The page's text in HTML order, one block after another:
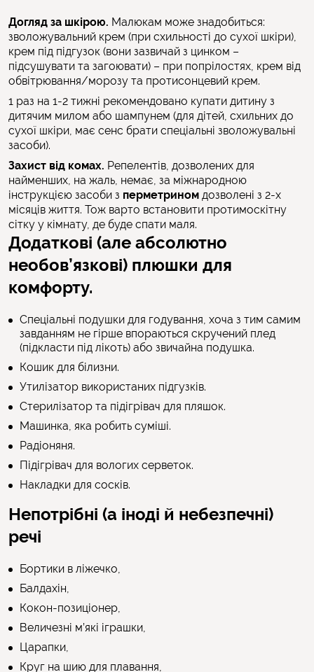
Догляд за шкірою. Малюкам може знадобиться:
зволожувальний крем (при схильності до сухої шкіри),
крем під підгузок (вони зазвичай з цинком –
підсушувати та загоювати) – при попрілостях, крем від
обвітрювання/морозу та протисонцевий крем.
1 раз на 1-2 тижні рекомендовано купати дитину з
дитячим милом або шампунем (для дітей, схильних до
сухої шкіри, має сенс брати спеціальні зволожувальні
засоби).
Захист від комах. Репелентів, дозволених для
найменших, на жаль, немає, за міжнародною
інструкцією засоби з перметрином дозволені з 2-х
місяців життя. Тож варто встановити протимоскітну
сітку у кімнату, де буде спати маля.
Додаткові (але абсолютно
необов’язкові) плюшки для
комфорту.
Спеціальні подушки для годування, хоча з тим самим
завданням не гірше впораються скручений плед
(підкласти під лікоть) або звичайна подушка.
Кошик для білизни.
Утилізатор використаних підгузків.
Стерилізатор та підігрівач для пляшок.
Машинка, яка робить суміші.
Радіоняня.
Підігрівач для вологих серветок.
Накладки для сосків.
Непотрібні (а іноді й небезпечні)
речі
Бортики в ліжечко,
Балдахін,
Кокон-позиціонер,
Величезні м’які іграшки,
Царапки,
Круг на шию для плавання,